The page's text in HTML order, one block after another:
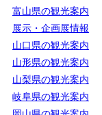
富山県の観光案内
展示・企画展情報
山口県の観光案内
山形県の観光案内
山梨県の観光案内
岐阜県の観光案内